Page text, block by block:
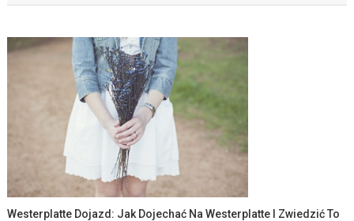
Westerplatte Dojazd: Jak Dojechać Na Westerplatte I Zwiedzić To